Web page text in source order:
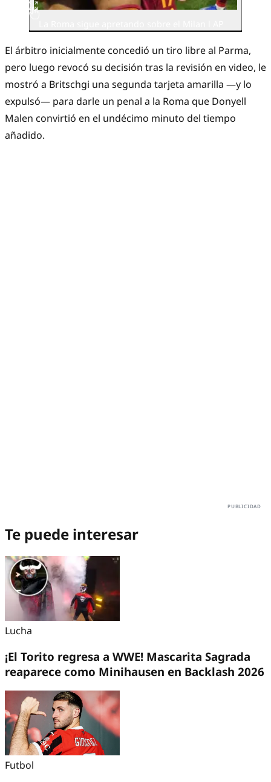
El árbitro inicialmente concedió un tiro libre al Parma,
pero luego revocó su decisión tras la revisión en video, le
mostró a Britschgi una segunda tarjeta amarilla —y lo
expulsó— para darle un penal a la Roma que Donyell
Malen convirtió en el undécimo minuto del tiempo
añadido.
Te puede interesar
Lucha
¡El Torito regresa a WWE! Mascarita Sagrada
reaparece como Minihausen en Backlash 2026
Futbol